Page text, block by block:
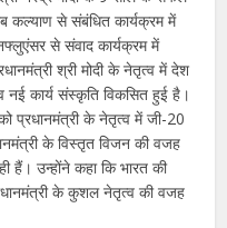
कल्याण से संबंधित कार्यक्रम में
से संवाद कार्यक्रम में
श्री मोदी के नेतृत्व में देश
नई कार्य संस्कृति विकसित हुई है।
प्रधानमंत्री के नेतृत्व में जी-20
के विस्तृत विजन की वजह
उन्होंने कहा कि भारत की
के कुशल नेतृत्व की वजह